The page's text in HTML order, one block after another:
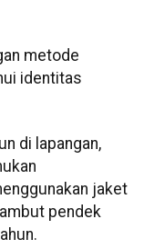
metode
identitas
di lapangan,
jaket
pendek